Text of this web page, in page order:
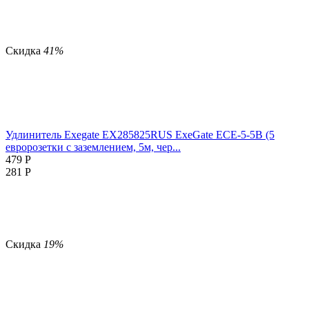
Скидка 41%
Удлинитель Exegate EX285825RUS ExeGate ECE-5-5B (5
евророзетки с заземлением, 5м, чер...
479 Р
281 Р
Скидка 19%